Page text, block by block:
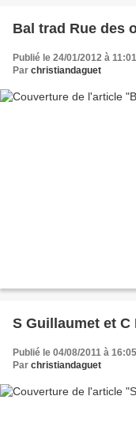
Bal trad Rue des
Publié le 24/01/2012 à 11:01
Par christiandaguet
S Guillaumet et C
Publié le 04/08/2011 à 16:05
Par christiandaguet